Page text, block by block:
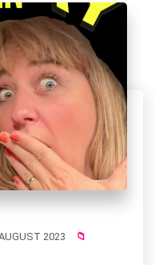
2023